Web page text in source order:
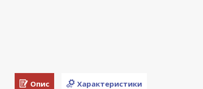
Опис Характеристики